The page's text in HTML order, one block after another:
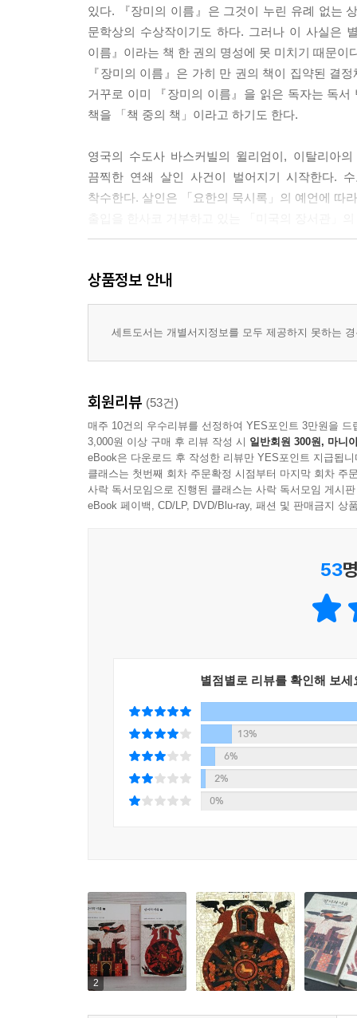
있다. 『장미의 이름』은 그것이 누린 유례 없는
문학상의 수상작이기도 하다. 그러나 이 사실은
이름』이라는 책 한 권의 명성에 못 미치기 때문이
『장미의 이름』은 가히 만 권의 책이 집약된 결
거꾸로 이미 『장미의 이름』을 읽은 독자는 독
책을 「책 중의 책」이라고 하기도 한다.
영국의 수도사 바스커빌의 윌리엄이, 이탈리아
끔찍한 연쇄 살인 사건이 벌어지기 시작한다.
착수한다. 살인은 「요한의 묵시록」의 예언에 따
1980년. 움베르토 에코가 중세를 무대로 한 추
돌파하면서 베스트셀러가 됨.
1986년. 한국어 판 출간. 즉각 스테디셀러로 자리잡
1987년. 장 자끄 아노가 메가폰을 잡고, 숀 코네리
1989년 영화 『장미의 이름』이 한국에서 개봉.
2,000만 부의 판매고를 올렸다.
흥미진진하다. 에코의 정교한 이야기는 대단히
우리를 멍하게 하는 무시무시한 추리 소설. 14
있다. - 월 스트리트 저널
놀라운 마법…… 살인 사건과 기독교적 미스테리
상품정보 안내
세트도서는 개별서지정보를 모두 제공하지 못하는
회원리뷰 (53건)
매주 10건의 우수리뷰를 선정하여 YES포인트 3만원을 드
3,000원 이상 구매 후 리뷰 작성 시 일반회원 300원, 마니
eBook은 다운로드 후 작성한 리뷰만 YES포인트 지급됩니
클래스는 첫번째 회차 주문확정 시점부터 마지막 회차 주
사락 독서모임으로 진행된 클래스는 사락 독서모임 게시
eBook 페이백, CD/LP, DVD/Blu-ray, 패션 및 판매금지 상
53
별점별로 리뷰를 확인해 보세
13%
6%
2%
0%
2